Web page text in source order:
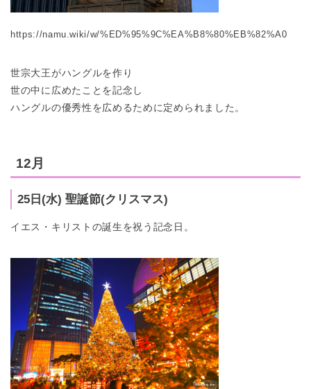
https://namu.wiki/w/%ED%95%9C%EA%B8%80%EB%82%A0
世宗大王がハングルを作り
世の中に広めたことを記念し
ハングルの優秀性を広めるために定められました。
12月
25日(水) 聖誕節(クリスマス)
イエス・キリストの誕生を祝う記念日。